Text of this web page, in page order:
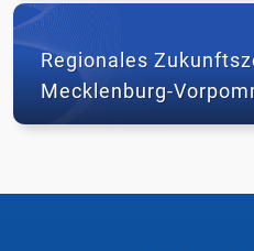
Regionales
Zukunftszentrum
Mecklenburg-
Vorpommern+
Regionales
Mecklenburg-